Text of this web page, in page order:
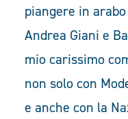
piangere in
Andrea Giani e
mio carissimo
non solo con
e anche con la